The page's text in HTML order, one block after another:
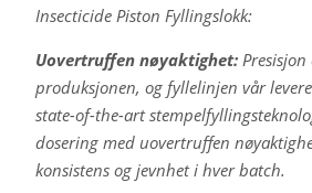
Insecticide Piston Fyllingslokk:
Uovertruffen nøyaktighet:Presisjon
produksjonen, og fyllelinjen vår
state-of-the-art
dosering med uovertruffen
konsistens og jevnhet i hver batch.